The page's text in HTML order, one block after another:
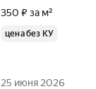
350 ₽ за м²
цена без КУ
25 июня 2026